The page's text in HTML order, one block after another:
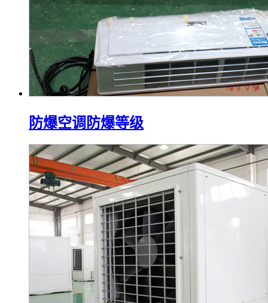
防爆空调防爆等级